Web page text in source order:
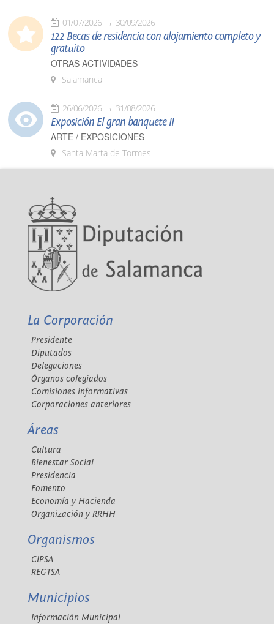
01/07/2026 30/09/2026
122 Becas de residencia con alojamiento completo y
gratuito
OTRAS ACTIVIDADES
Salamanca
26/06/2026 31/08/2026
Exposición El gran banquete II
ARTE / EXPOSICIONES
Santa Marta de Tormes
La Corporación
Presidente
Diputados
Delegaciones
Órganos colegiados
Comisiones informativas
Corporaciones anteriores
Áreas
Cultura
Bienestar Social
Presidencia
Fomento
Economía y Hacienda
Organización y RRHH
Organismos
CIPSA
REGTSA
Municipios
Información Municipal